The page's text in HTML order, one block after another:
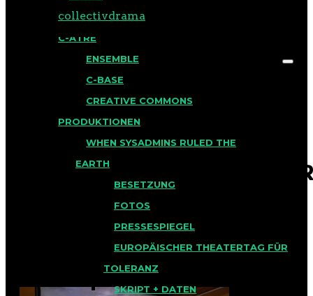
BLOG
C-ATRE
ENSEMBLE
C-BASE
CREATIVE COMMONS
PRODUKTIONEN
WHEN SYSADMINS RULED THE
EARTH
BESETZUNG
FOTOS
PRESSESPIEGEL
EUROPÄISCHER THEATERTAG FÜR
TOLERANZ
SKRIPT + DATEN
2022-12-17_-
BASE-36
Veröffentlicht am 19. Januar
Search for: